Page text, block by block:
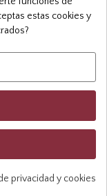
de
estas cookies y
privacidad y cookies